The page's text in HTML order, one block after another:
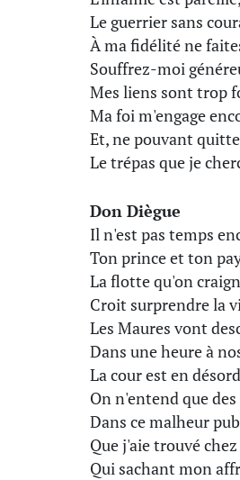
Le guerrier sans
À ma fidélité ne
Souffrez-moi
Mes liens sont trop
Ma foi m'engage
Et, ne pouvant
Le trépas que je
Don Diègue
Il n'est pas temps
Ton prince et ton
La flotte qu'on
Croit surprendre la
Les Maures vont
Dans une heure à
La cour est en
On n'entend que
Dans ce malheur
Que j'aie trouvé
Qui sachant mon